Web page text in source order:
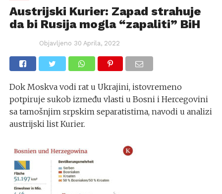
Austrijski Kurier: Zapad strahuje
da bi Rusija mogla “zapaliti” BiH
Objavljeno 30 Aprila, 2022
Dok Moskva vodi rat u Ukrajini, istovremeno
potpiruje sukob između vlasti u Bosni i Hercegovini
sa tamošnjim srpskim separatistima, navodi u analizi
austrijski list Kurier.